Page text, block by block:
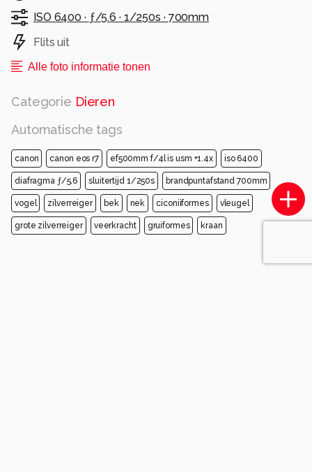
ISO 6400 · ƒ/5.6 · 1/250s · 700mm
Flits uit
Alle foto informatie tonen
Categorie Dieren
Automatische tags
canon canon eos r7 ef500mm f/4l is usm +1.4x iso 6400
diafragma ƒ/5.6 sluitertijd 1/250s brandpuntafstand 700mm
vogel zilverreiger bek nek ciconiiformes vleugel
grote zilverreiger veerkracht gruiformes kraan